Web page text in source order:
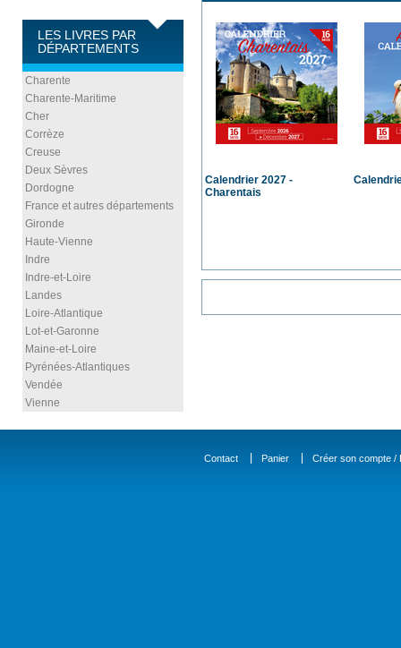
LES LIVRES PAR
DÉPARTEMENTS
Charente
Charente-Maritime
Cher
Corrèze
Creuse
Deux Sèvres
Dordogne
France et autres départements
Gironde
Haute-Vienne
Indre
Indre-et-Loire
Landes
Loire-Atlantique
Lot-et-Garonne
Maine-et-Loire
Pyrénées-Atlantiques
Vendée
Vienne
Calendrier 2027 -
Charentais
Contact Panier Créer son compte /